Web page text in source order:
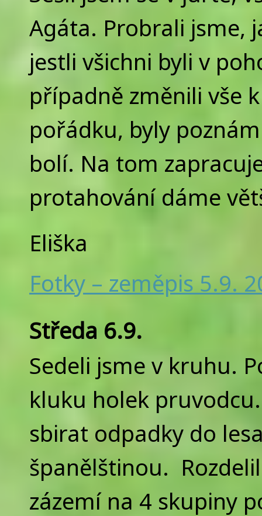
Agáta. Probrali jsme,
jestli všichni byli v
případně změnili vše
pořádku, byly
bolí. Na tom
protahování dáme
Eliška
Fotky – zeměpis 5.9.
Středa 6.9.
Sedeli jsme v kruhu.
kluku holek
sbirat odpadky do
španělštinou.
zázemí na 4 skupiny